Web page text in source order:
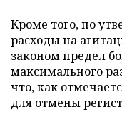
Кроме того, по
расходы на
законом предел
максимального
что, как
для отмены